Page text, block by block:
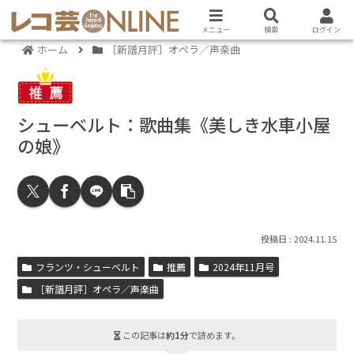
ホーム ［新譜月評］オペラ／声楽曲
シューベルト：歌曲集《美しき水車小屋
の娘》
2024.11.15
フランツ・シューベルト 推薦
2024年11月号
［新譜月評］オペラ／声楽曲
この記事は約1分で読めます。
メニュー 検索 ログイン